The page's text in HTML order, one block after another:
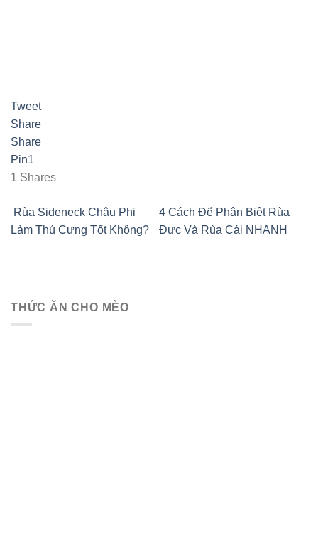
Tweet
Share
Share
Pin1
1 Shares
Rùa Sideneck Châu Phi
Làm Thú Cưng Tốt Không?
4 Cách Để Phân Biệt Rùa
Đực Và Rùa Cái NHANH
THỨC ĂN CHO MÈO